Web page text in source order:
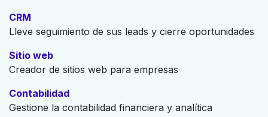
CRM
Lleve seguimiento de sus leads y cierre oportunidades
Sitio web
Creador de sitios web para empresas
Contabilidad
Gestione la contabilidad financiera y analítica